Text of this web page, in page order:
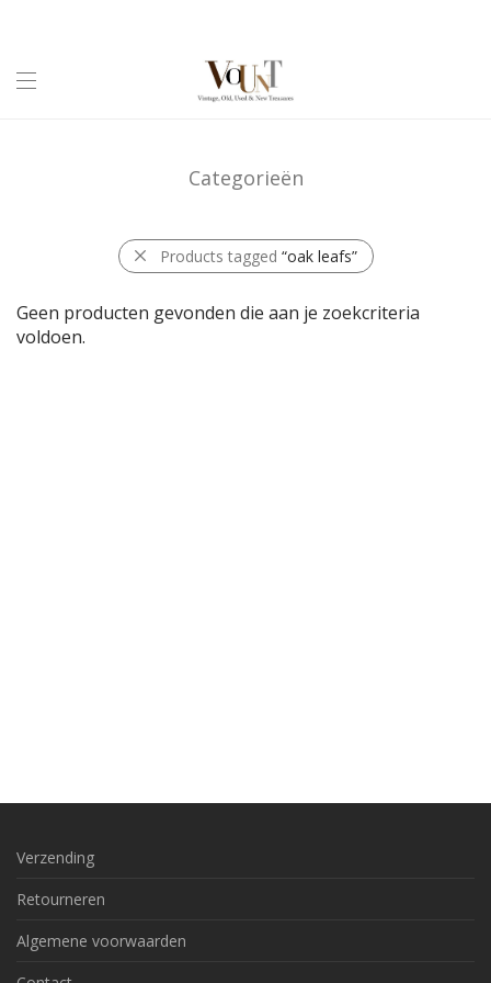
Categorieën
Products tagged “oak leafs”
Geen producten gevonden die aan je zoekcriteria
voldoen.
Verzending
Retourneren
Algemene voorwaarden